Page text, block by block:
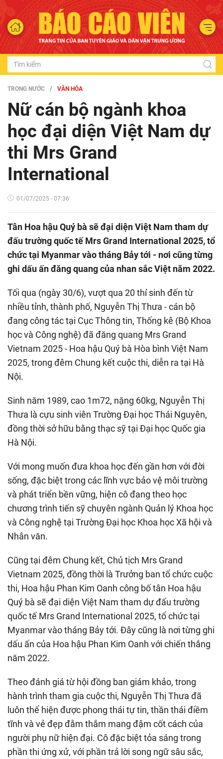
TRONG NƯỚC VĂN HÓA
Nữ cán bộ ngành khoa
học đại diện Việt Nam dự
thi Mrs Grand
International
01/07/2025 - 07:36'
Tân Hoa hậu Quý bà sẽ đại diện Việt Nam tham dự
đấu trường quốc tế Mrs Grand International 2025, tổ
chức tại Myanmar vào tháng Bảy tới - nơi cũng từng
ghi dấu ấn đăng quang của nhan sắc Việt năm 2022.
Tối qua (ngày 30/6), vượt qua 20 thí sinh đến từ
nhiều tỉnh, thành phố, Nguyễn Thị Thưa - cán bộ
đang công tác tại Cục Thông tin, Thống kê (Bộ Khoa
học và Công nghệ) đã đăng quang Mrs Grand
Vietnam 2025 - Hoa hậu Quý bà Hòa bình Việt Nam
2025, trong đêm Chung kết cuộc thi, diễn ra tại Hà
Nội.
Sinh năm 1989, cao 1m72, nặng 60kg, Nguyễn Thị
Thưa là cựu sinh viên Trường Đại học Thái Nguyên,
đồng thời sở hữu bằng thạc sỹ tại Đại học Quốc gia
Hà Nội.
Với mong muốn đưa khoa học đến gần hơn với đời
sống, đặc biệt trong các lĩnh vực bảo vệ môi trường
và phát triển bền vững, hiện cô đang theo học
chương trình tiến sỹ chuyên ngành Quản lý Khoa học
và Công nghệ tại Trường Đại học Khoa học Xã hội và
Nhân văn.
Cũng tại đêm Chung kết, Chủ tịch Mrs Grand
Vietnam 2025, đồng thời là Trưởng ban tổ chức cuộc
thi, Hoa hậu Phan Kim Oanh công bố tân Hoa hậu
Quý bà sẽ đại diện Việt Nam tham dự đấu trường
quốc tế Mrs Grand International 2025, tổ chức tại
Myanmar vào tháng Bảy tới. Đây cũng là nơi từng ghi
dấu ấn của Hoa hậu Phan Kim Oanh với chiến thắng
năm 2022.
Theo đánh giá từ hội đồng ban giám khảo, trong
hành trình tham gia cuộc thi, Nguyễn Thị Thưa đã
luôn thể hiện được phong thái tự tin, thần thái điềm
tĩnh và vẻ đẹp đằm thắm mang đậm cốt cách của
người phụ nữ hiện đại. Cô đặc biệt tỏa sáng trong
phần thi ứng xử, với phần trả lời song ngữ sâu sắc,